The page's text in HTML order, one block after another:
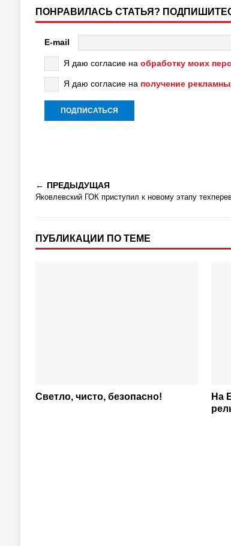
ПОНРАВИЛАСЬ СТАТЬЯ?
E-mail
Я даю согласие на обработку моих
Я даю согласие на получение
ПРЕДЫДУЩАЯ
Яковлевский ГОК приступил к новому этапу
ПУБЛИКАЦИИ ПО ТЕМЕ
Светло, чисто, безопасно!
На